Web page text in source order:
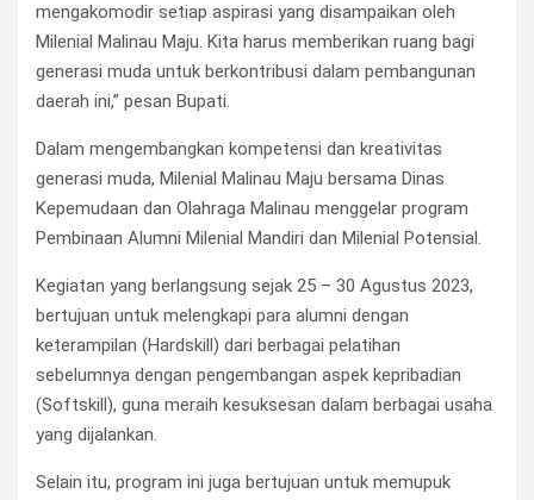
mengakomodir setiap aspirasi yang disampaikan oleh
Milenial Malinau Maju. Kita harus memberikan ruang bagi
generasi muda untuk berkontribusi dalam pembangunan
daerah ini,” pesan Bupati.
Dalam mengembangkan kompetensi dan kreativitas
generasi muda, Milenial Malinau Maju bersama Dinas
Kepemudaan dan Olahraga Malinau menggelar program
Pembinaan Alumni Milenial Mandiri dan Milenial Potensial.
Kegiatan yang berlangsung sejak 25 – 30 Agustus 2023,
bertujuan untuk melengkapi para alumni dengan
keterampilan (Hardskill) dari berbagai pelatihan
sebelumnya dengan pengembangan aspek kepribadian
(Softskill), guna meraih kesuksesan dalam berbagai usaha
yang dijalankan.
Selain itu, program ini juga bertujuan untuk memupuk